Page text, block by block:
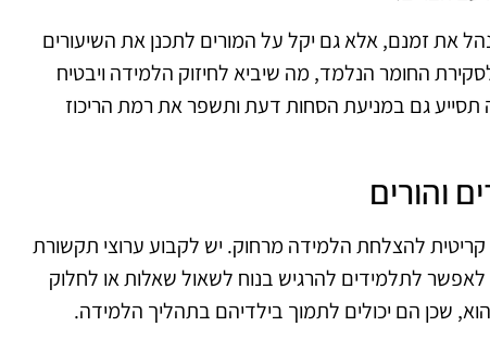
את זמנם, אלא גם יקל על המורים לתכנן את השיעורים
החומר הנלמד, מה שיביא לחיזוק הלמידה ויבטיח
תסייע גם במניעת הסחות דעת ותשפר את רמת הריכוז
והורים
קריטית להצלחת הלמידה מרחוק. יש לקבוע ערוצי תקשורת
לאפשר לתלמידים להרגיש בנוח לשאול שאלות או לחלוק
שכן הם יכולים לתמוך בילדיהם בתהליך הלמידה.